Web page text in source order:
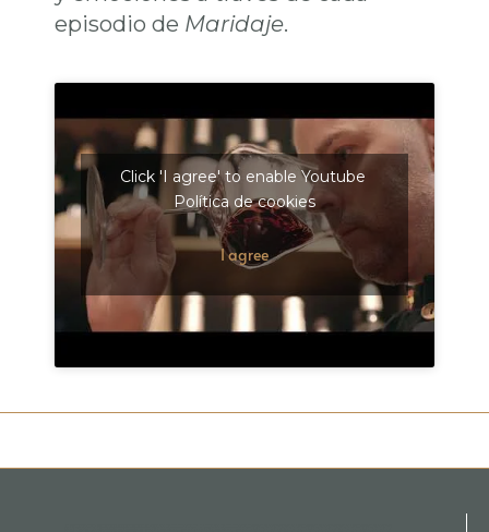
episodio de Maridaje.
Click 'I agree' to enable Youtube
Política de cookies
I agree